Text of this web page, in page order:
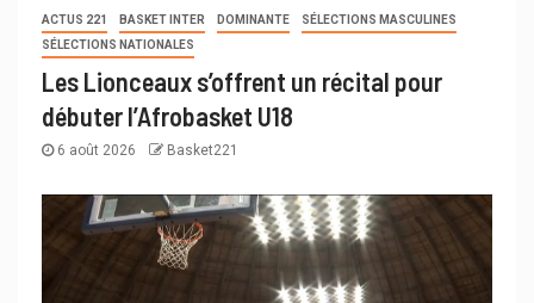
ACTUS 221 BASKET INTER DOMINANTE
SÉLECTIONS MASCULINES
SÉLECTIONS NATIONALES
Les Lionceaux s’offrent un récital pour
débuter l’Afrobasket U18
6 août 2026 Basket221